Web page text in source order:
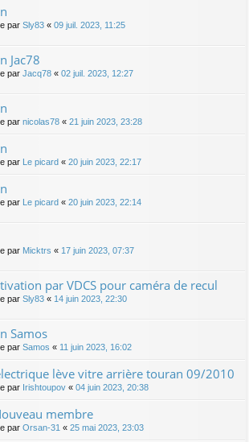
par Sly83 « 09 juil. 2023, 11:25
Jac78
par Jacq78 « 02 juil. 2023, 12:27
par nicolas78 « 21 juin 2023, 23:28
par Le picard « 20 juin 2023, 22:17
par Le picard « 20 juin 2023, 22:14
par Micktrs « 17 juin 2023, 07:37
par VDCS pour caméra de recul
par Sly83 « 14 juin 2023, 22:30
Samos
par Samos « 11 juin 2023, 16:02
lève vitre arrière touran 09/2010
par Irishtoupov « 04 juin 2023, 20:38
membre
par Orsan-31 « 25 mai 2023, 23:03